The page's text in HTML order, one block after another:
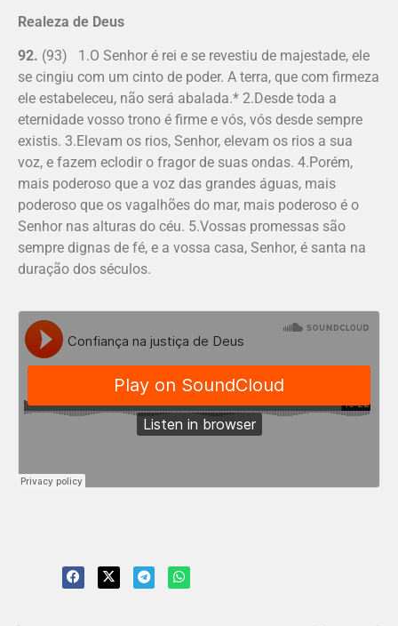
Realeza de Deus
92. (93) 1.O Senhor é rei e se revestiu de majestade, ele
se cingiu com um cinto de poder. A terra, que com firmeza
ele estabeleceu, não será abalada.* 2.Desde toda a
eternidade vosso trono é firme e vós, vós desde sempre
existis. 3.Elevam os rios, Senhor, elevam os rios a sua
voz, e fazem eclodir o fragor de suas ondas. 4.Porém,
mais poderoso que a voz das grandes águas, mais
poderoso que os vagalhões do mar, mais poderoso é o
Senhor nas alturas do céu. 5.Vossas promessas são
sempre dignas de fé, e a vossa casa, Senhor, é santa na
duração dos séculos.